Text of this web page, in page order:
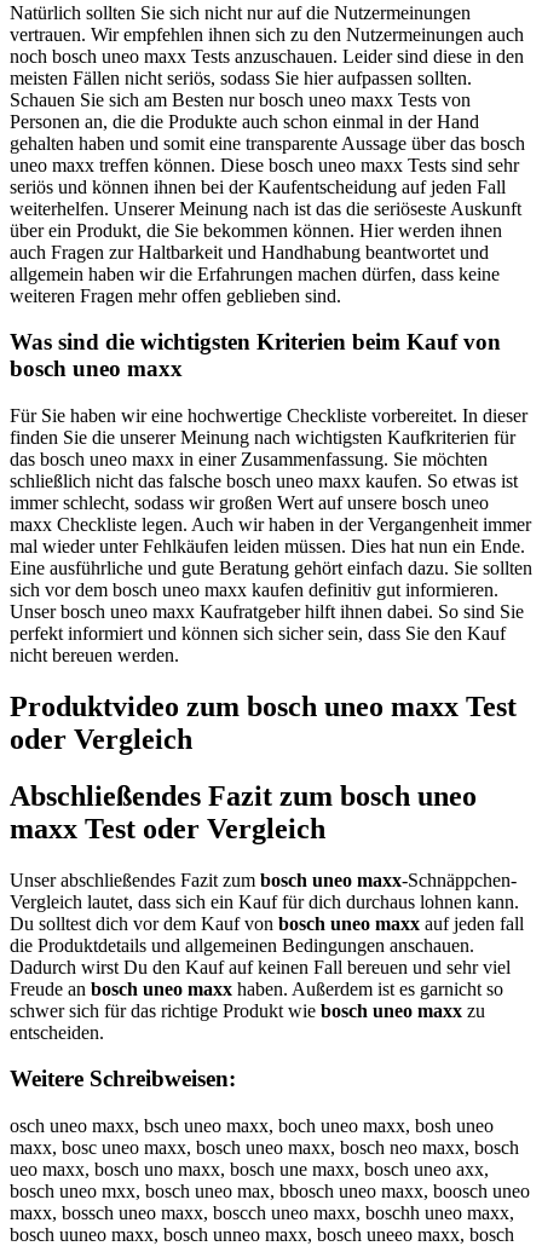
Natürlich sollten Sie sich nicht nur auf die Nutzermeinungen
vertrauen. Wir empfehlen ihnen sich zu den Nutzermeinungen auch
noch bosch uneo maxx Tests anzuschauen. Leider sind diese in den
meisten Fällen nicht seriös, sodass Sie hier aufpassen sollten.
Schauen Sie sich am Besten nur bosch uneo maxx Tests von
Personen an, die die Produkte auch schon einmal in der Hand
gehalten haben und somit eine transparente Aussage über das bosch
uneo maxx treffen können. Diese bosch uneo maxx Tests sind sehr
seriös und können ihnen bei der Kaufentscheidung auf jeden Fall
weiterhelfen. Unserer Meinung nach ist das die seriöseste Auskunft
über ein Produkt, die Sie bekommen können. Hier werden ihnen
auch Fragen zur Haltbarkeit und Handhabung beantwortet und
allgemein haben wir die Erfahrungen machen dürfen, dass keine
weiteren Fragen mehr offen geblieben sind.
Was sind die wichtigsten Kriterien beim Kauf von
bosch uneo maxx
Für Sie haben wir eine hochwertige Checkliste vorbereitet. In dieser
finden Sie die unserer Meinung nach wichtigsten Kaufkriterien für
das bosch uneo maxx in einer Zusammenfassung. Sie möchten
schließlich nicht das falsche bosch uneo maxx kaufen. So etwas ist
immer schlecht, sodass wir großen Wert auf unsere bosch uneo
maxx Checkliste legen. Auch wir haben in der Vergangenheit immer
mal wieder unter Fehlkäufen leiden müssen. Dies hat nun ein Ende.
Eine ausführliche und gute Beratung gehört einfach dazu. Sie sollten
sich vor dem bosch uneo maxx kaufen definitiv gut informieren.
Unser bosch uneo maxx Kaufratgeber hilft ihnen dabei. So sind Sie
perfekt informiert und können sich sicher sein, dass Sie den Kauf
nicht bereuen werden.
Produktvideo zum bosch uneo maxx Test
oder Vergleich
Abschließendes Fazit zum bosch uneo
maxx Test oder Vergleich
Unser abschließendes Fazit zum bosch uneo maxx-Schnäppchen-
Vergleich lautet, dass sich ein Kauf für dich durchaus lohnen kann.
Du solltest dich vor dem Kauf von bosch uneo maxx auf jeden fall
die Produktdetails und allgemeinen Bedingungen anschauen.
Dadurch wirst Du den Kauf auf keinen Fall bereuen und sehr viel
Freude an bosch uneo maxx haben. Außerdem ist es garnicht so
schwer sich für das richtige Produkt wie bosch uneo maxx zu
entscheiden.
Weitere Schreibweisen:
osch uneo maxx, bsch uneo maxx, boch uneo maxx, bosh uneo
maxx, bosc uneo maxx, bosch uneo maxx, bosch neo maxx, bosch
ueo maxx, bosch uno maxx, bosch une maxx, bosch uneo axx,
bosch uneo mxx, bosch uneo max, bbosch uneo maxx, boosch uneo
maxx, bossch uneo maxx, boscch uneo maxx, boschh uneo maxx,
bosch uuneo maxx, bosch unneo maxx, bosch uneeo maxx, bosch